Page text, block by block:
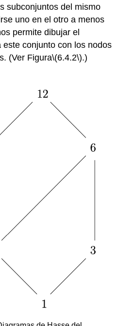
subconjuntos del mismo
uno en el otro a menos
permite dibujar el
conjunto con los nodos
(Ver Figura\(6.4.2\).)